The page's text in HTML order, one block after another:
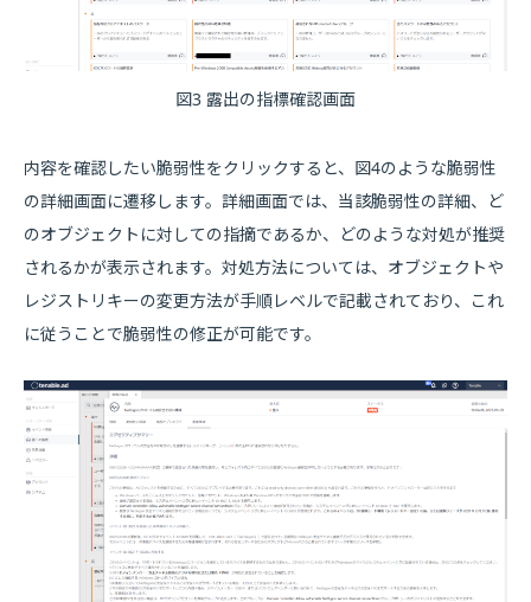
図3 露出の指標確認画面
内容を確認したい脆弱性をクリックすると、図4のような脆弱性
の詳細画面に遷移します。詳細画面では、当該脆弱性の詳細、ど
のオブジェクトに対しての指摘であるか、どのような対処が推奨
されるかが表示されます。対処方法については、オブジェクトや
レジストリキーの変更方法が手順レベルで記載されており、これ
に従うことで脆弱性の修正が可能です。